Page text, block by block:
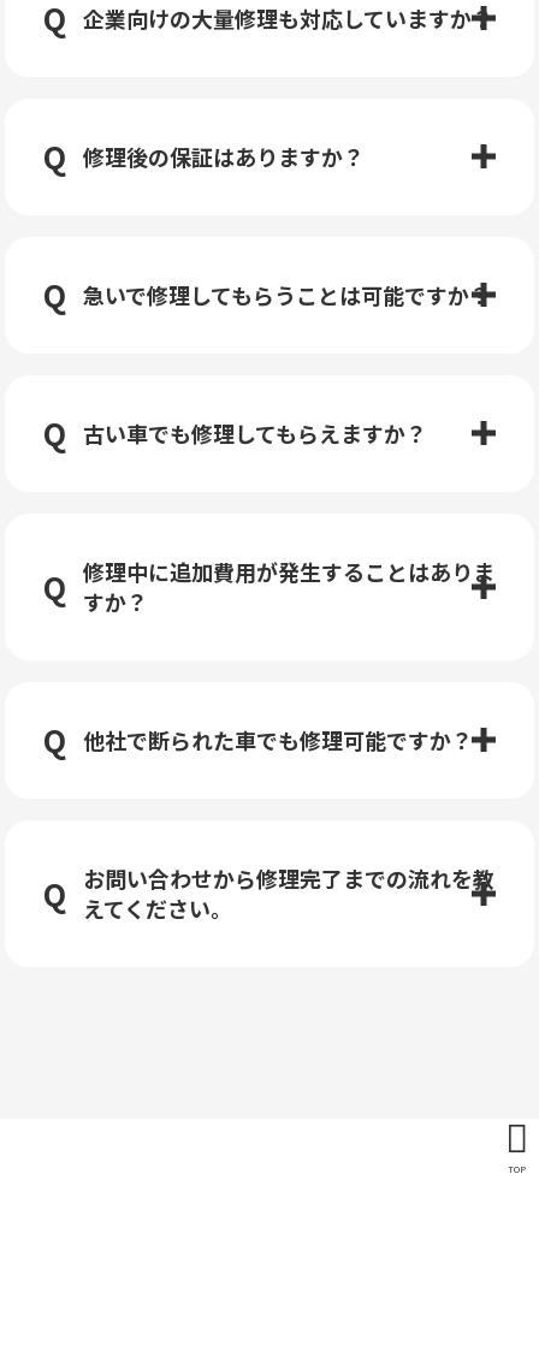
企業向けの大量修理も対応していますか？
修理後の保証はありますか？
急いで修理してもらうことは可能ですか？
古い車でも修理してもらえますか？
修理中に追加費用が発生することはありま
すか？
他社で断られた車でも修理可能ですか？
お問い合わせから修理完了までの流れを教
えてください。
TOP